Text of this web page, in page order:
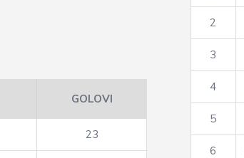
GOLOVI
23
2
3
4
5
6